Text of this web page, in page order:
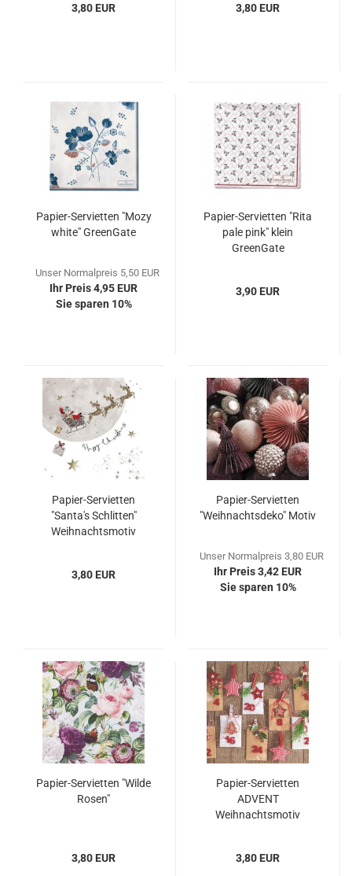
3,80 EUR 3,80 EUR
Papier-Servietten "Mozy
white" GreenGate
Unser Normalpreis 5,50 EUR
Ihr Preis 4,95 EUR
Sie sparen 10%
Papier-Servietten "Rita
pale pink" klein
GreenGate
3,90 EUR
Papier-Servietten
"Santa's Schlitten"
Weihnachtsmotiv
3,80 EUR
Papier-Servietten
"Weihnachtsdeko" Motiv
Unser Normalpreis 3,80 EUR
Ihr Preis 3,42 EUR
Sie sparen 10%
Papier-Servietten "Wilde
Rosen"
3,80 EUR
Papier-Servietten
ADVENT
Weihnachtsmotiv
3,80 EUR